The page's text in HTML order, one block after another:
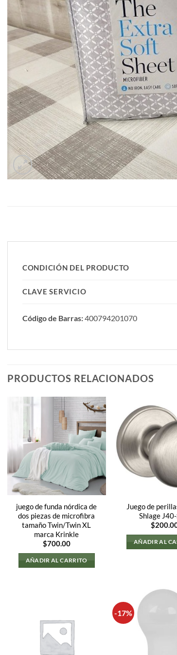
CONDICIÓN DEL PRODUCTO
CLAVE SERVICIO
Código de Barras:400794201070
PRODUCTOS RELACIONADOS
juego de funda nórdica de
dos piezas de microfibra
tamaño Twin/Twin XL
marca Krinkle
$700.00
AÑADIR AL CARRITO
Juego de
Shlage
$
AÑADIR AL
-17%